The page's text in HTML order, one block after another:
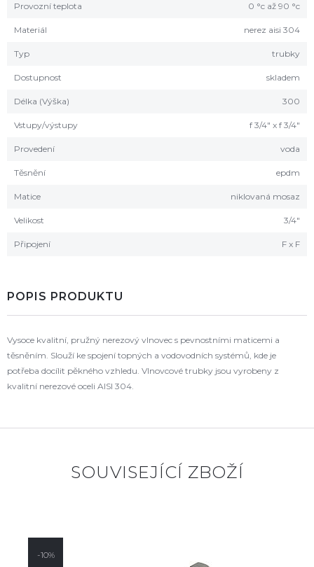
Provozní teplota 0 °c až 90 °c
Materiál nerez aisi 304
Typ trubky
Dostupnost skladem
Délka (Výška) 300
Vstupy/výstupy f 3/4" x f 3/4"
Provedení voda
Těsnění epdm
Matice niklovaná mosaz
Velikost 3/4"
Připojení F x F
POPIS PRODUKTU
Vysoce kvalitní, pružný nerezový vlnovec s pevnostními maticemi a
těsněním. Slouží ke spojení topných a vodovodních systémů, kde je
potřeba docílit pěkného vzhledu. Vlnovcové trubky jsou vyrobeny z
kvalitní nerezové oceli AISI 304.
SOUVISEJÍCÍ ZBOŽÍ
-10%